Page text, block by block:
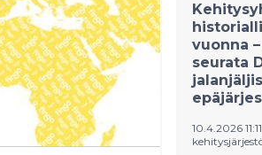
vuonna
seurata
10.4.2026